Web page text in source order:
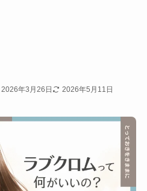
2026年3月26日 2026年5月11日